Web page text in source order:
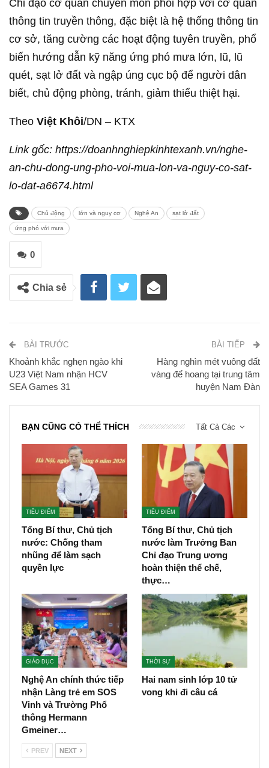
Chỉ đạo cơ quan chuyên môn phối hợp với cơ quan
thông tin truyền thông, đặc biệt là hệ thống thông tin
cơ sở, tăng cường các hoạt động tuyên truyền, phổ
biến hướng dẫn kỹ năng ứng phó mưa lớn, lũ, lũ
quét, sạt lở đất và ngập úng cục bộ để người dân
biết, chủ động phòng, tránh, giảm thiểu thiệt hại.
Theo Việt Khôi/DN – KTX
Link gốc: https://doanhnghiepkinhtexanh.vn/nghe-
an-chu-dong-ung-pho-voi-mua-lon-va-nguy-co-sat-
lo-dat-a6674.html
Chủ động lớn và nguy cơ Nghệ An sạt lở đất
ứng phó với mưa
0
Chia sẻ
BÀI TRƯỚC
Khoảnh khắc nghẹn ngào khi
U23 Việt Nam nhận HCV
SEA Games 31
BÀI TIẾP
Hàng nghìn mét vuông đất
vàng để hoang tại trung tâm
huyện Nam Đàn
Tất Cả Các
BẠN CŨNG CÓ THỂ THÍCH
TIÊU ĐIỂM
Tổng Bí thư, Chủ tịch
nước: Chống tham
nhũng để làm sạch
quyền lực
TIÊU ĐIỂM
Tổng Bí thư, Chủ tịch
nước làm Trưởng Ban
Chỉ đạo Trung ương
hoàn thiện thể chế,
thực…
GIÁO DỤC
Nghệ An chính thức tiếp
nhận Làng trẻ em SOS
Vinh và Trường Phổ
thông Hermann
Gmeiner…
THỜI SỰ
Hai nam sinh lớp 10 tử
vong khi đi câu cá
PREV NEXT